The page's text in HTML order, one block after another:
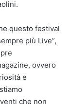
questo festival
più Live”,
ovvero
e
che non